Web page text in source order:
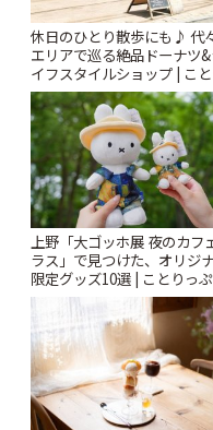
休日のひとり散歩にも♪ 代
エリアで巡る絶品ドーナツ
イフスタイルショップ | こ
っぷ
上野「大ゴッホ展 夜のカフ
ラス」で見つけた、オリジ
限定グッズ10選 | ことりっぷ